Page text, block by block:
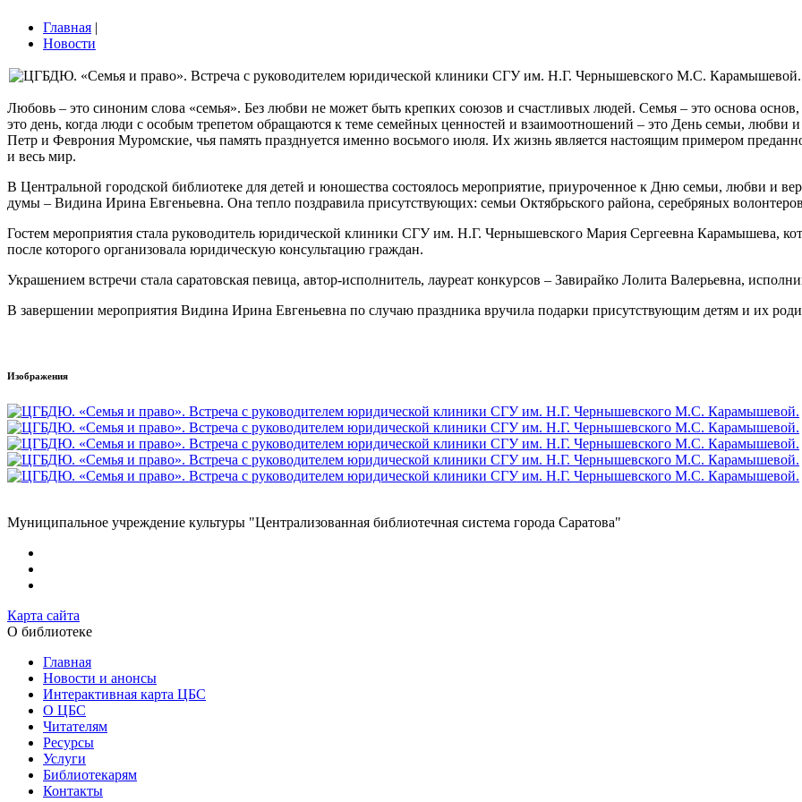
Главная |
Новости
Любовь – это синоним слова «семья». Без любви не может быть крепких союзов и счастливых людей. Семья – это основа
это день, когда люди с особым трепетом обращаются к теме семейных ценностей и взаимоотношений – это День семьи, любви
Петр и Феврония Муромские, чья память празднуется именно восьмого июля. Их жизнь является настоящим примером
и весь мир.
В Центральной городской библиотеке для детей и юношества состоялось мероприятие, приуроченное к Дню семьи, любви и
думы – Видина Ирина Евгеньевна. Она тепло поздравила присутствующих: семьи Октябрьского района, серебряных
Гостем мероприятия стала руководитель юридической клиники СГУ им. Н.Г. Чернышевского Мария Сергеевна Карамышева,
после которого организовала юридическую консультацию граждан.
Украшением встречи стала саратовская певица, автор-исполнитель, лауреат конкурсов – Завирайко Лолита Валерьевна,
В завершении мероприятия Видина Ирина Евгеньевна по случаю праздника вручила подарки присутствующим детям и их
Изображения
Муниципальное учреждение культуры "Централизованная библиотечная система города Саратова"
Карта сайта
О библиотеке
Главная
Новости и анонсы
Интерактивная карта ЦБС
О ЦБС
Читателям
Ресурсы
Услуги
Библиотекарям
Контакты